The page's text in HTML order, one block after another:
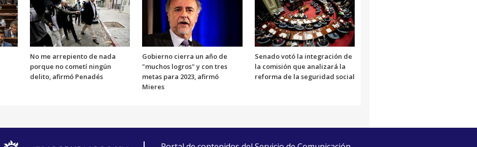
No me arrepiento de nada
porque no cometí ningún
delito, afirmó Penadés
Gobierno cierra un año de
"muchos logros" y con tres
metas para 2023, afirmó
Mieres
Senado votó la integración de
la comisión que analizará la
reforma de la seguridad social